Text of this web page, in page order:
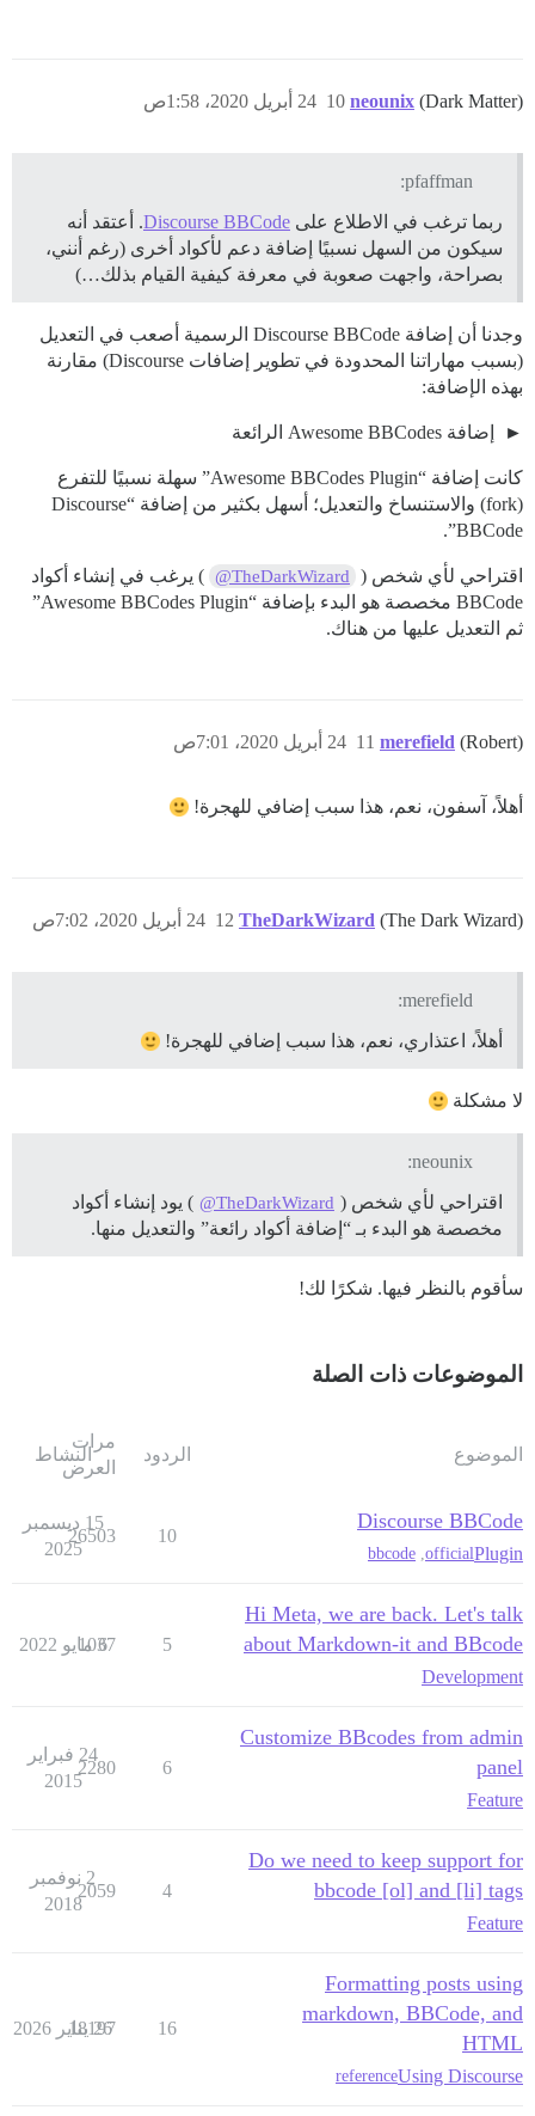
neounix (Dark Matter) 24 أبريل 2020، 1:58ص 10
pfaffman:
ربما ترغب في الاطلاع على Discourse BBCode. أعتقد أنه
سيكون من السهل نسبيًا إضافة دعم لأكواد أخرى (رغم أنني،
بصراحة، واجهت صعوبة في معرفة كيفية القيام بذلك…)
وجدنا أن إضافة Discourse BBCode الرسمية أصعب في التعديل
(بسبب مهاراتنا المحدودة في تطوير إضافات Discourse) مقارنة
بهذه الإضافة:
إضافة Awesome BBCodes الرائعة
كانت إضافة “Awesome BBCodes Plugin” سهلة نسبيًا للتفرع
(fork) والاستنساخ والتعديل؛ أسهل بكثير من إضافة “Discourse
BBCode”.
اقتراحي لأي شخص ( @TheDarkWizard ) يرغب في إنشاء أكواد
BBCode مخصصة هو البدء بإضافة “Awesome BBCodes Plugin”
ثم التعديل عليها من هناك.
merefield (Robert) 24 أبريل 2020، 7:01ص 11
أهلاً، آسفون، نعم، هذا سبب إضافي للهجرة!
TheDarkWizard (The Dark Wizard) 24 أبريل 2020، 7:02ص 12
merefield:
أهلاً، اعتذاري، نعم، هذا سبب إضافي للهجرة!
لا مشكلة
neounix:
اقتراحي لأي شخص ( @TheDarkWizard ) يود إنشاء أكواد
مخصصة هو البدء بـ “إضافة أكواد رائعة” والتعديل منها.
سأقوم بالنظر فيها. شكرًا لك!
الموضوعات ذات الصلة
الموضوع الردود
مرات
العرض
النشاط
Discourse BBCode
Plugin
official
,
bbcode
10
26503
15 ديسمبر
2025
Hi Meta, we are back. Let's talk
about Markdown-it and BBcode
Development
5
1037
6 مايو 2022
Customize BBcodes from admin
panel
Feature
6
2280
24 فبراير
2015
Do we need to keep support for
bbcode [ol] and [li] tags
Feature
4
2059
2 نوفمبر
2018
Formatting posts using
markdown, BBCode, and
HTML
Using Discourse
reference
16
18197
26 يناير 2026